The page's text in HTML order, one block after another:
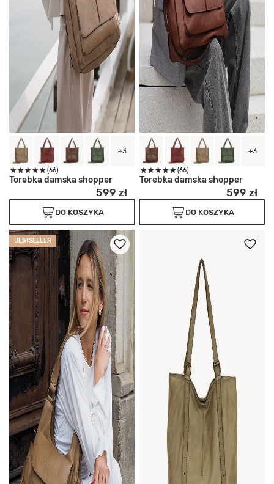
+3
(66)
Torebka damska shopper
599 zł
DO KOSZYKA
+3
(66)
Torebka damska shopper
599 zł
DO KOSZYKA
BESTSELLER